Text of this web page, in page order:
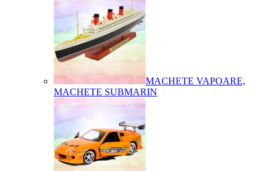
MACHETE VAPOARE,
MACHETE SUBMARIN